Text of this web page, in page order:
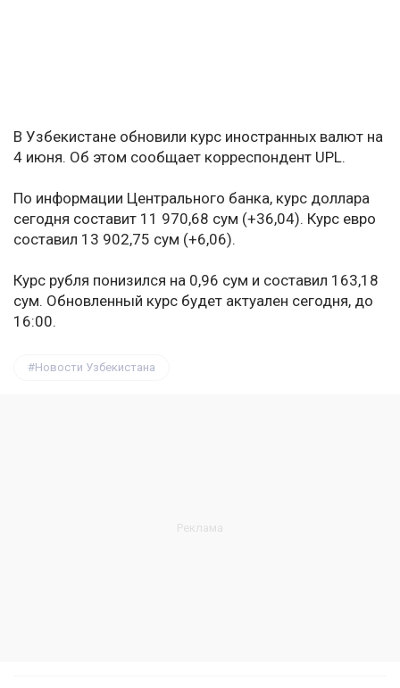
В Узбекистане обновили курс иностранных валют на
4 июня. Об этом сообщает корреспондент UPL.
По информации Центрального банка, курс доллара
сегодня составит 11 970,68 сум (+36,04). Курс евро
составил 13 902,75 сум (+6,06).
Курс рубля понизился на 0,96 сум и составил 163,18
сум. Обновленный курс будет актуален сегодня, до
16:00.
Новости Узбекистана